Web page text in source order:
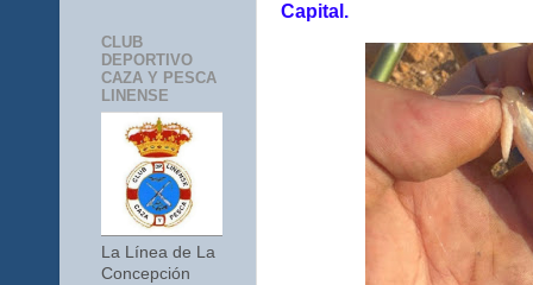
Capital.
CLUB
DEPORTIVO
CAZA Y PESCA
LINENSE
La Línea de La
Concepción